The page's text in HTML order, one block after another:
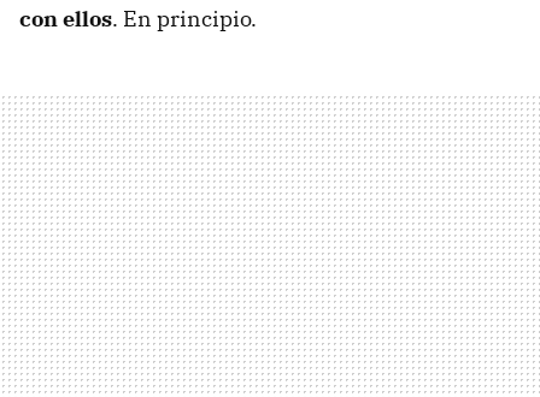
con ellos. En principio.